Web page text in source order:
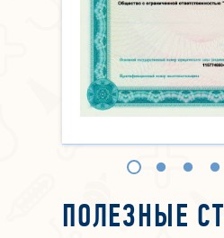
ПОЛЕЗНЫЕ